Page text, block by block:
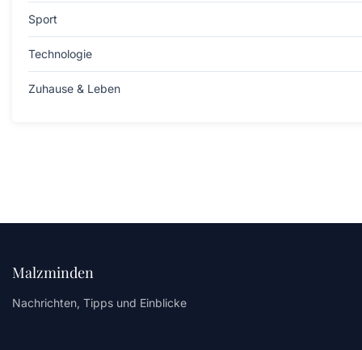
Sport
Technologie
Zuhause & Leben
Malzminden
Nachrichten, Tipps und Einblicke